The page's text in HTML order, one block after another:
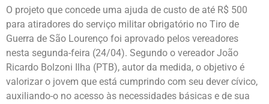
O projeto que concede uma ajuda de custo de até R$ 500
para atiradores do serviço militar obrigatório no Tiro de
Guerra de São Lourenço foi aprovado pelos vereadores
nesta segunda-feira (24/04). Segundo o vereador João
Ricardo Bolzoni Ilha (PTB), autor da medida, o objetivo é
valorizar o jovem que está cumprindo com seu dever cívico,
auxiliando-o no acesso às necessidades básicas e de sua